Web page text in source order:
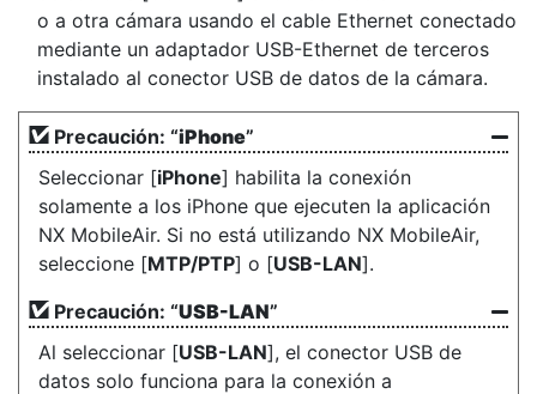
o a otra cámara usando el cable Ethernet conectado
mediante un adaptador USB-Ethernet de terceros
instalado al conector USB de datos de la cámara.
Precaución: “iPhone”
Seleccionar [iPhone] habilita la conexión
solamente a los iPhone que ejecuten la aplicación
NX MobileAir. Si no está utilizando NX MobileAir,
seleccione [MTP/PTP] o [USB-LAN].
Precaución: “USB-LAN”
Al seleccionar [USB-LAN], el conector USB de
datos solo funciona para la conexión a